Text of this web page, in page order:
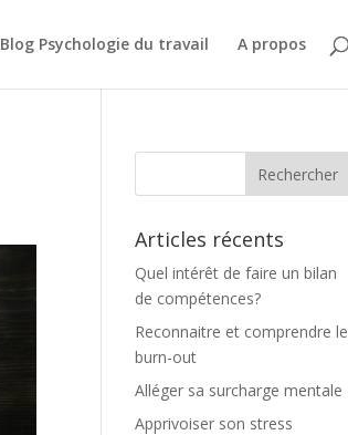
Blog Psychologie du travail A propos
Articles récents
Quel intérêt de faire un bilan
de compétences?
Reconnaitre et comprendre le
burn-out
Alléger sa surcharge mentale
Apprivoiser son stress